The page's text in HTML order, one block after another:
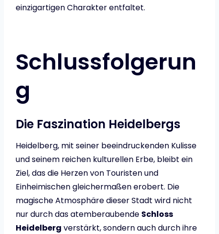
einzigartigen Charakter entfaltet.
Schlussfolgerun
g
Die Faszination Heidelbergs
Heidelberg, mit seiner beeindruckenden Kulisse
und seinem reichen kulturellen Erbe, bleibt ein
Ziel, das die Herzen von Touristen und
Einheimischen gleichermaßen erobert. Die
magische Atmosphäre dieser Stadt wird nicht
nur durch das atemberaubende Schloss
Heidelberg verstärkt, sondern auch durch ihre